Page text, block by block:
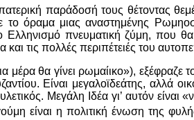
παράδοσή τους θέτοντας
το όραμα μιας αναστημένης
Ελληνισμό πνευματική ζύμη, που
τις πολλές περιπέτειές του
θα γίνει ρωμαίικο»), εξέφραζε
Είναι μεγαλοϊδεάτης,
Μεγάλη Ιδέα γι’ αυτόν
είναι η πολιτική ένωση της